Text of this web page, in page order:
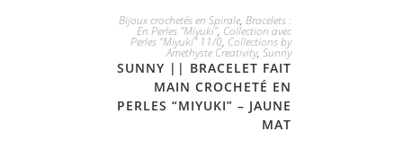
JE L'ADOPTE
Bijoux crochetés en Spirale, Bracelets :
En Perles "Miyuki", Collection avec
Perles "Miyuki" 11/0, Collections by
Amethyste Creativity, Sunny
SUNNY || BRACELET FAIT
MAIN CROCHETÉ EN
PERLES “MIYUKI” – JAUNE
MAT